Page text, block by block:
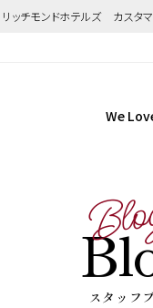
リッチモンドホテルズ カス
We
スタッフ